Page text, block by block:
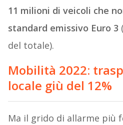
11 milioni di veicoli che
standard emissivo Euro 3
del totale).
Mobilità 2022:
locale giù del 12%
Ma il grido di allarme più